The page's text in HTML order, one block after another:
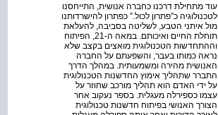
עוד מתחילת דרכנו כחברה אנושית, התייחסנו
לטכנולוגיה כ”פתרון לכול.” כפתרון להישרדותנו
מול איתני הטבע, לשליטה בסביבה, להעלאת
תוחלת החיים ואיכותם. במאה ה-21, הפיתוח
וההתחדשות הטכנולוגית מואצים בקצב שלא
נראה כמותו בעבר, והשפעתם על החברה
האנושית מהירה ומשמעותית. במהלך הדרך
התברר שתהליך אימוץ החדשנות הטכנולוגית
על ידי האדם הוא תהליך מורכב שחוזר על
עצמו כספירלה מעגלית. בספר נעקוב אחר
הצורך האנושי בפיתוח חדשנות טכנולוגית